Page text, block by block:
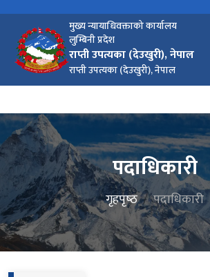
मुख्य न्यायाधिवक्ताको कार्यालय
लुम्बिनी प्रदेश
राप्ती उपत्यका (देउखुरी), नेपाल
राप्ती उपत्यका (देउखुरी), नेपाल
पदाधिकारी
गृहपृष्‍ठ पदाधिकारी